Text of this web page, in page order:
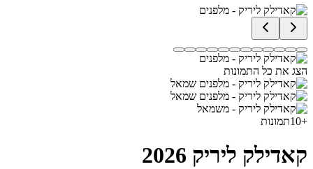
הצג את כל התמונות
+
10תמונות
קאדילק ליריק 2026